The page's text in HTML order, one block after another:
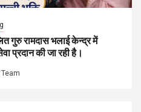
गुरु रामदास भलाई केन्द्र में
प्रदान की जा रही है।